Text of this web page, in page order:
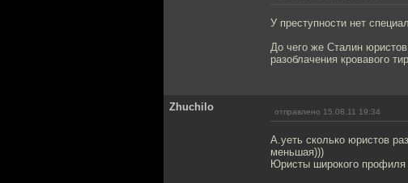
У преступности нет
До чего же Сталин
разоблачения кровавого
Zhuchilo отправлено 15.08.11 19:34
А.уеть сколько юристов
меньшая)))
Юристы широкого профиля